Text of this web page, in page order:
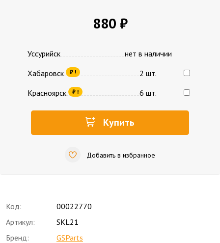
Код:
00022770
Артикул:
SKL21
Бренд:
GSParts
880 ₽
Уссурийск
нет в наличии
Хабаровск
₽ !
2 шт.
Красноярск
₽ ! 6 шт.
Купить
Добавить в избранное